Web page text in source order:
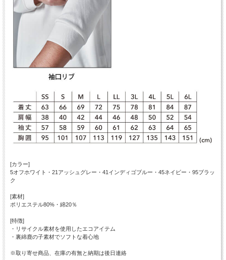
[カラー]
5オフホワイト・21アッシュグレー・41インディゴブルー・45ネイビー・95ブラッ
ク
[素材]
ポリエステル80%・綿20％
[特徴]
・リサイクル素材を使用したエコアイテム
・裏綿鹿の子素材でソフトな着心地
※取り寄せ商品、在庫の有無と納期は後日連絡